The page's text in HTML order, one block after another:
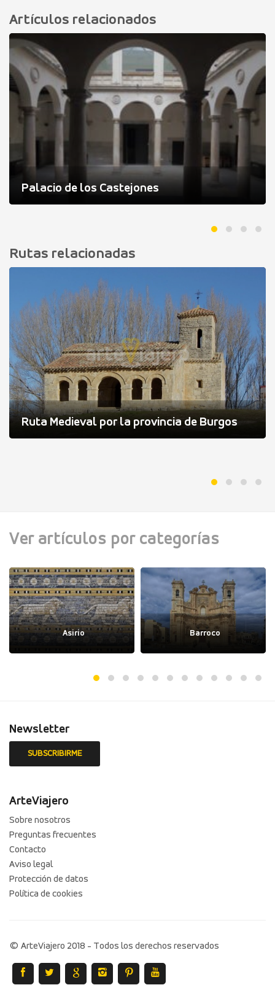
Artículos relacionados
Palacio de los Castejones
Rutas relacionadas
Ruta Medieval por la provincia de Burgos
Ver artículos por categorías
Asirio Barroco
Newsletter
ArteViajero
Sobre nosotros
Preguntas frecuentes
Contacto
Aviso legal
Protección de datos
Política de cookies
© ArteViajero 2018 - Todos los derechos reservados